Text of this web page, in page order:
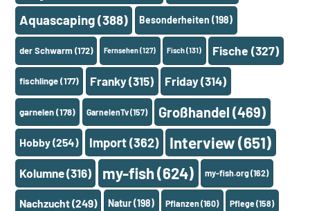
Aquascaping(388) Besonderheiten (198)
der Schwarm(172) Fernsehen(127) Fisch(131) Fische (327)
fischlinge(177) Franky(315) Friday(314)
garnelen(178) GarnelenTv(157) Großhandel (469)
Hobby(254) Import(362) Interview(651)
Kolumne(316) my-fish(624) my-fish.org(162)
Nachzucht(249) Natur(198) Pflanzen(160) Pflege(158)